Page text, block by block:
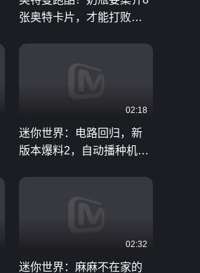
张奥特卡片，才能打败贝
02:18
迷你世界：电路回归，新
版本爆料2，自动播种机教
02:32
迷你世界：麻麻不在家的